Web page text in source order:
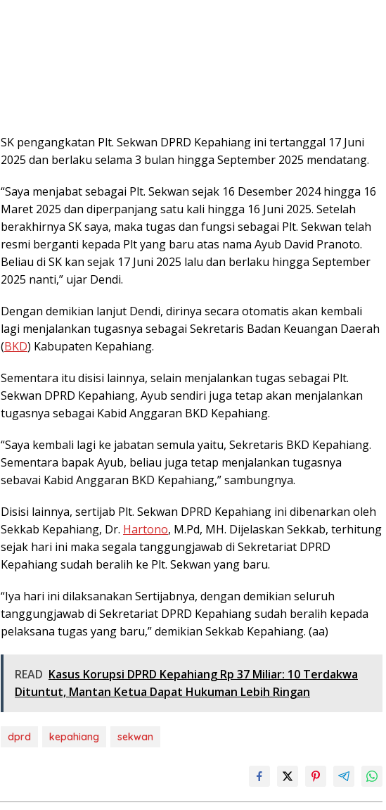
SK pengangkatan Plt. Sekwan DPRD Kepahiang ini tertanggal 17 Juni
2025 dan berlaku selama 3 bulan hingga September 2025 mendatang.
“Saya menjabat sebagai Plt. Sekwan sejak 16 Desember 2024 hingga 16
Maret 2025 dan diperpanjang satu kali hingga 16 Juni 2025. Setelah
berakhirnya SK saya, maka tugas dan fungsi sebagai Plt. Sekwan telah
resmi berganti kepada Plt yang baru atas nama Ayub David Pranoto.
Beliau di SK kan sejak 17 Juni 2025 lalu dan berlaku hingga September
2025 nanti,” ujar Dendi.
Dengan demikian lanjut Dendi, dirinya secara otomatis akan kembali
lagi menjalankan tugasnya sebagai Sekretaris Badan Keuangan Daerah
(BKD) Kabupaten Kepahiang.
Sementara itu disisi lainnya, selain menjalankan tugas sebagai Plt.
Sekwan DPRD Kepahiang, Ayub sendiri juga tetap akan menjalankan
tugasnya sebagai Kabid Anggaran BKD Kepahiang.
“Saya kembali lagi ke jabatan semula yaitu, Sekretaris BKD Kepahiang.
Sementara bapak Ayub, beliau juga tetap menjalankan tugasnya
sebavai Kabid Anggaran BKD Kepahiang,” sambungnya.
Disisi lainnya, sertijab Plt. Sekwan DPRD Kepahiang ini dibenarkan oleh
Sekkab Kepahiang, Dr. Hartono, M.Pd, MH. Dijelaskan Sekkab, terhitung
sejak hari ini maka segala tanggungjawab di Sekretariat DPRD
Kepahiang sudah beralih ke Plt. Sekwan yang baru.
“Iya hari ini dilaksanakan Sertijabnya, dengan demikian seluruh
tanggungjawab di Sekretariat DPRD Kepahiang sudah beralih kepada
pelaksana tugas yang baru,” demikian Sekkab Kepahiang. (aa)
READ Kasus Korupsi DPRD Kepahiang Rp 37 Miliar: 10 Terdakwa
Dituntut, Mantan Ketua Dapat Hukuman Lebih Ringan
dprd kepahiang sekwan